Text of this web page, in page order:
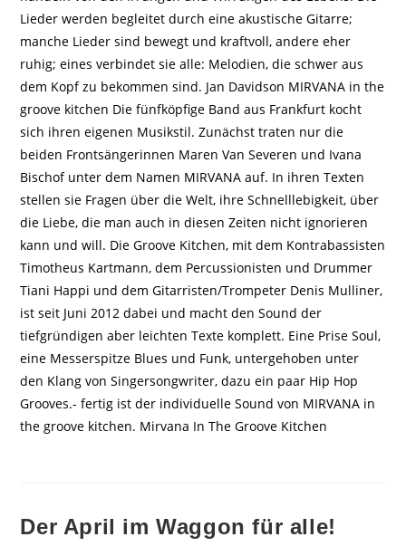
Lieder werden begleitet durch eine akustische Gitarre;
manche Lieder sind bewegt und kraftvoll, andere eher
ruhig; eines verbindet sie alle: Melodien, die schwer aus
dem Kopf zu bekommen sind. Jan Davidson MIRVANA in the
groove kitchen Die fünfköpfige Band aus Frankfurt kocht
sich ihren eigenen Musikstil. Zunächst traten nur die
beiden Frontsängerinnen Maren Van Severen und Ivana
Bischof unter dem Namen MIRVANA auf. In ihren Texten
stellen sie Fragen über die Welt, ihre Schnelllebigkeit, über
die Liebe, die man auch in diesen Zeiten nicht ignorieren
kann und will. Die Groove Kitchen, mit dem Kontrabassisten
Timotheus Kartmann, dem Percussionisten und Drummer
Tiani Happi und dem Gitarristen/Trompeter Denis Mulliner,
ist seit Juni 2012 dabei und macht den Sound der
tiefgründigen aber leichten Texte komplett. Eine Prise Soul,
eine Messerspitze Blues und Funk, untergehoben unter
den Klang von Singersongwriter, dazu ein paar Hip Hop
Grooves.- fertig ist der individuelle Sound von MIRVANA in
the groove kitchen. Mirvana In The Groove Kitchen
Der April im Waggon für alle!